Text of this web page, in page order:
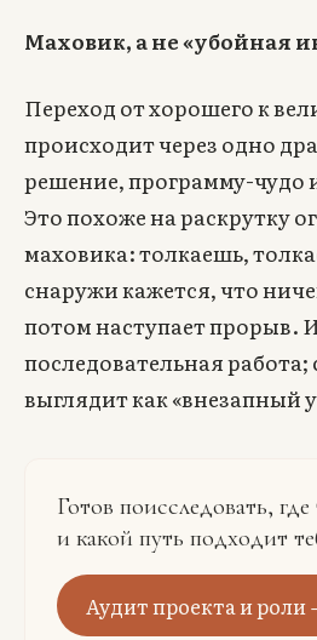
Маховик, а не «убойная
Переход от хорошего к
происходит через одно
решение, программу-
Это похоже на раскрутку
маховика: толкаешь,
снаружи кажется, что
потом наступает прорыв.
последовательная работа;
выглядит как «внезапный
Готов поисследовать,
и какой путь подходит
Аудит проекта и роли